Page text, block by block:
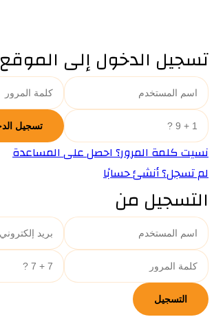
تسجيل الدخول إلى الموقع
نسيت كلمة المرور؟ احصل على المساعدة
لم تسجل؟ أنشئ حسابًا
التسجيل من